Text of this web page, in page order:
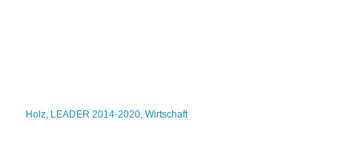
Holz, LEADER 2014-2020,Wirtschaft